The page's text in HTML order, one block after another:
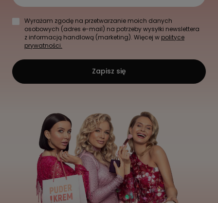
Wyrażam zgodę na przetwarzanie moich danych
osobowych (adres e-mail) na potrzeby wysyłki newslettera
z informacją handlową (marketing). Więcej w polityce
prywatności.
Zapisz się